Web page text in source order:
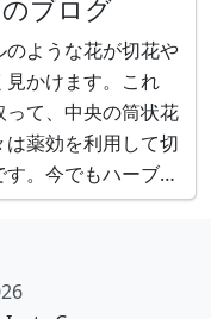
ブログ
ような花が切花や
かけます。これ
て、中央の筒状花
薬効を利用して切
。今でもハーブテ
効から、.....